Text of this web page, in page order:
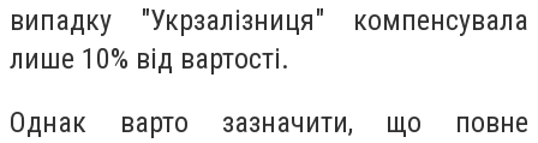
випадку "Укрзалізниця" компенсувала
лише 10% від вартості.
Однак варто зазначити, що повне